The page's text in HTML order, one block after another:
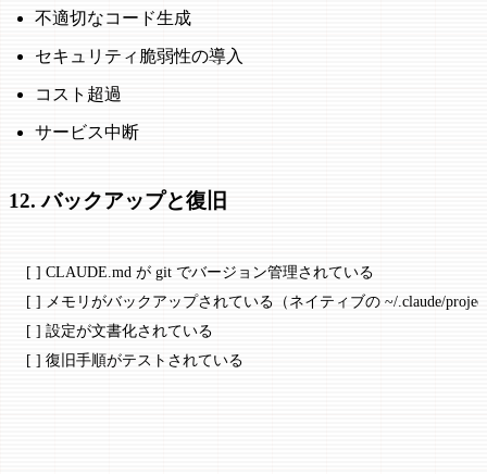
不適切なコード生成
セキュリティ脆弱性の導入
コスト超過
サービス中断
12. バックアップと復旧
[ ] CLAUDE.md が git でバージョン管理されている
[ ] メモリがバックアップされている（ネイティブの ~/.claude/
[ ] 設定が文書化されている
[ ] 復旧手順がテストされている